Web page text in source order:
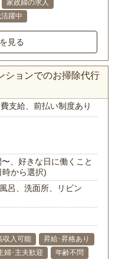
家政婦の求人
躍中
見る
ションでのお掃除代行
支給、前払い制度あり
、好きな日に働くこと
から選択)
呂、洗面所、リビン
収入可能
昇給･昇格あり
婦･主夫歓迎
年齢不問